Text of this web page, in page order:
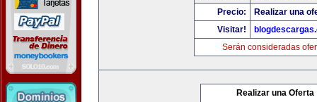
Precio:
Realizar una
Visitar!
Serán consideradas
Realizar una Oferta